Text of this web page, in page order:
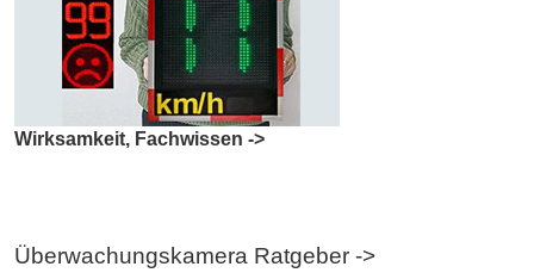
Wirksamkeit, Fachwissen ->
Überwachungskamera Ratgeber ->